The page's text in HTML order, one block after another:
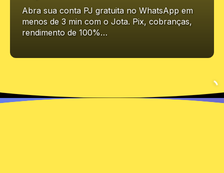
Abra sua conta PJ gratuita no WhatsApp em
menos de 3 min com o Jota. Pix, cobranças,
rendimento de 100%…